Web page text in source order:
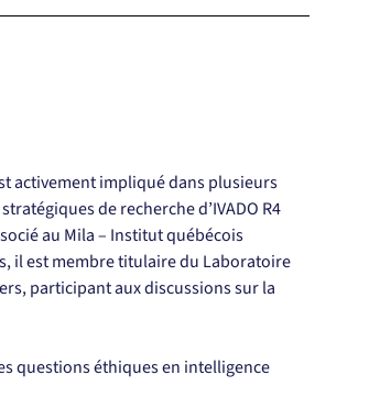
activement impliqué dans plusieurs
de recherche d’IVADO R4
au Mila – Institut québécois
il est membre titulaire du Laboratoire
participant aux discussions sur la
questions éthiques en intelligence